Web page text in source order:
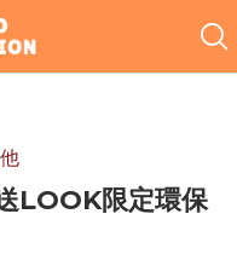
LOOK限定環保